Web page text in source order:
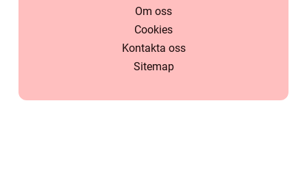
Om oss
Cookies
Kontakta oss
Sitemap